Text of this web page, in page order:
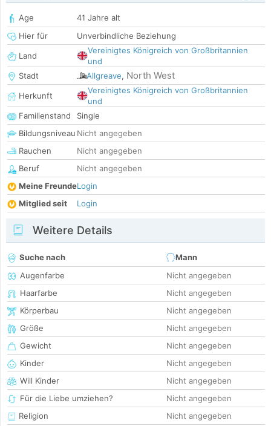
Age
41 Jahre alt
Hier für
Unverbindliche Beziehung
Land
Vereinigtes Königreich von Großbritannien
und
Stadt
Allgreave, North West
Herkunft
Vereinigtes Königreich von Großbritannien
und
Familienstand
Single
Bildungsniveau Nicht angegeben
Rauchen
Nicht angegeben
Beruf
Nicht angegeben
Meine FreundeLogin
Mitglied seit
Login
Weitere Details
Suche nach
Mann
Augenfarbe
Nicht angegeben
Haarfarbe
Nicht angegeben
Körperbau
Nicht angegeben
Größe
Nicht angegeben
Gewicht
Nicht angegeben
Kinder
Nicht angegeben
Will Kinder
Nicht angegeben
Für die Liebe umziehen?
Nicht angegeben
Religion
Nicht angegeben